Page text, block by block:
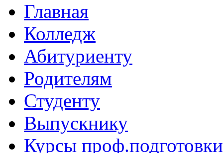
Главная
Колледж
Абитуриенту
Родителям
Студенту
Выпускнику
Курсы проф.подготовки